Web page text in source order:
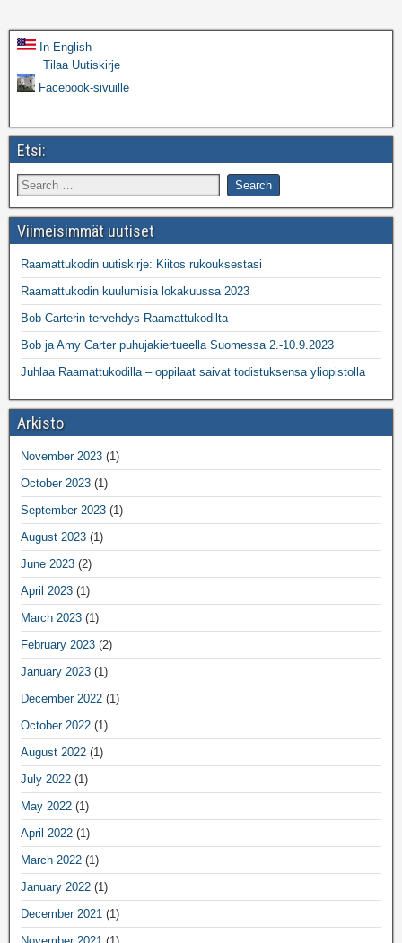
In English
Tilaa Uutiskirje
Facebook-sivuille
Etsi:
Viimeisimmät uutiset
Raamattukodin uutiskirje: Kiitos rukouksestasi
Raamattukodin kuulumisia lokakuussa 2023
Bob Carterin tervehdys Raamattukodilta
Bob ja Amy Carter puhujakiertueella Suomessa 2.-10.9.2023
Juhlaa Raamattukodilla – oppilaat saivat todistuksensa yliopistolla
Arkisto
November 2023 (1)
October 2023 (1)
September 2023 (1)
August 2023 (1)
June 2023 (2)
April 2023 (1)
March 2023 (1)
February 2023 (2)
January 2023 (1)
December 2022 (1)
October 2022 (1)
August 2022 (1)
July 2022 (1)
May 2022 (1)
April 2022 (1)
March 2022 (1)
January 2022 (1)
December 2021 (1)